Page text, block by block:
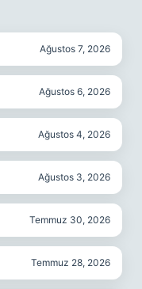
Ağustos 7, 2026
Ağustos 6, 2026
Ağustos 4, 2026
Ağustos 3, 2026
Temmuz 30, 2026
Temmuz 28, 2026